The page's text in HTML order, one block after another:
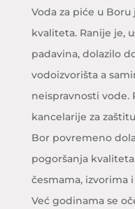
Voda za piće u
kvaliteta. Ranije je,
padavina, dolazilo
vodoizvorišta a
neispravnosti vode.
kancelarije za
Bor povremeno
pogoršanja
česmama, izvorima
Već godinama se